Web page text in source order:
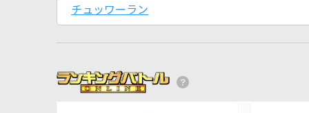
チュッワーラン